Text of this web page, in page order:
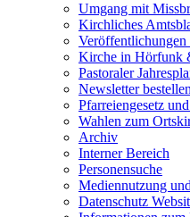
Umgang mit
Kirchliches
Kirche in Hörfunk
Pastoraler
Newsletter bestellen
Pfarreiengesetz
Wahlen zum
Archiv
Interner Bereich
Personensuche
Mediennutzung
Datenschutz